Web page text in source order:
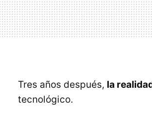
Tres años después, la
tecnológico.